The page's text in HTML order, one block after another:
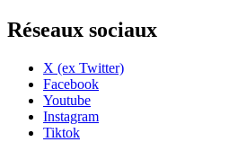
Réseaux sociaux
X (ex Twitter)
Facebook
Youtube
Instagram
Tiktok